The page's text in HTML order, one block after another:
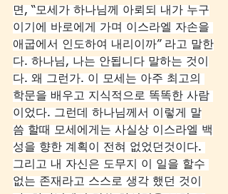
면, “모세가 하나님께 아뢰되 내가 누구
이기에 바로에게 가며 이스라엘 자손을
애굽에서 인도하여 내리이까” 라고 말한
다. 하나님, 나는 안됩니다 말하는 것이
다. 왜 그런가. 이 모세는 아주 최고의
학문을 배우고 지식적으로 똑똑한 사람
이었다. 그런데 하나님께서 이렇게 말
씀 할때 모세에게는 사실상 이스라엘 백
성을 향한 계획이 전혀 없었던것이다.
그리고 내 자신은 도무지 이 일을 할수
없는 존재라고 스스로 생각 했던 것이